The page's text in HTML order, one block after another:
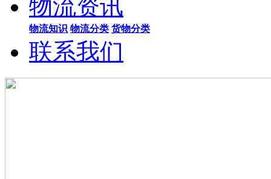
物流资讯
物流知识 物流分类 货物分类
联系我们